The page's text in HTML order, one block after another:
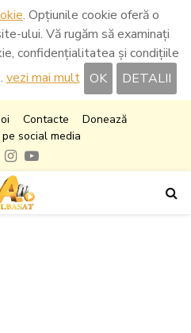
. Opțiunile cookie oferă o
ului. Vă rugăm să examinați
confidențialitatea și condițiile
vezi mai mult OK DETALII
Contacte
Donează
social media
Instagram
Youtube